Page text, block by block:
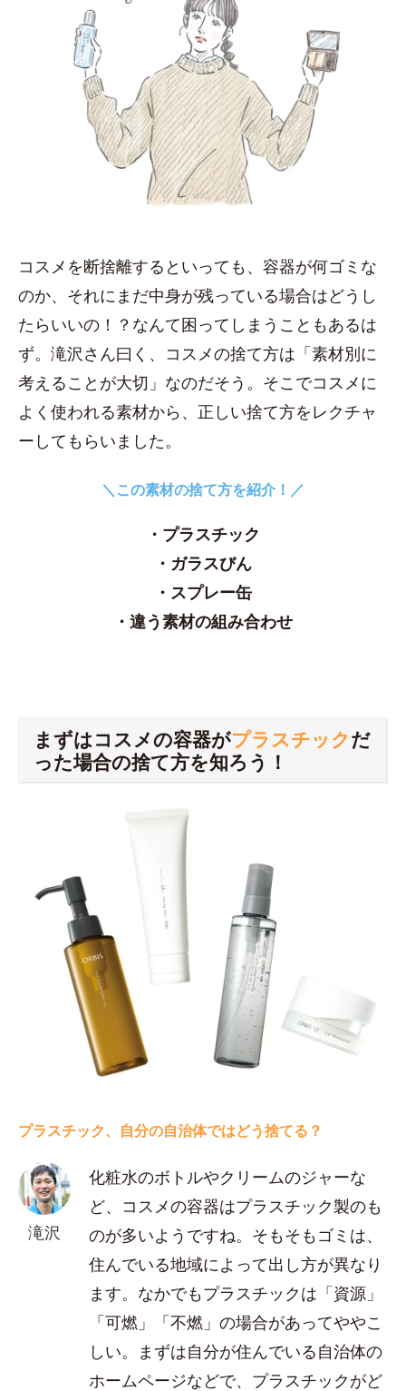
コスメを断捨離するといっても、容器が何ゴミな
のか、それにまだ中身が残っている場合はどうし
たらいいの！？なんて困ってしまうこともあるは
ず。滝沢さん曰く、コスメの捨て方は「素材別に
考えることが大切」なのだそう。そこでコスメに
よく使われる素材から、正しい捨て方をレクチャ
ーしてもらいました。
＼この素材の捨て方を紹介！／
・プラスチック
・ガラスびん
・スプレー缶
・違う素材の組み合わせ
まずはコスメの容器がプラスチックだ
った場合の捨て方を知ろう！
プラスチック、自分の自治体ではどう捨てる？
滝沢
化粧水のボトルやクリームのジャーな
ど、コスメの容器はプラスチック製のも
のが多いようですね。そもそもゴミは、
住んでいる地域によって出し方が異なり
ます。なかでもプラスチックは「資源」
「可燃」「不燃」の場合があってややこ
しい。まずは自分が住んでいる自治体の
ホームページなどで、プラスチックがど